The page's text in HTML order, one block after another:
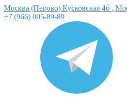
Москва (Перово) Кусковская 4б ,
+7 (966) 005-89-89